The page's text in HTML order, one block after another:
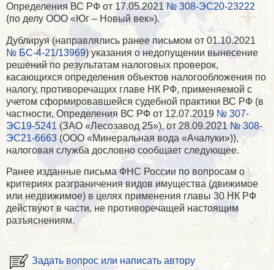
Определения ВС РФ от 17.05.2021 № 308-ЭС20-23222
(по делу ООО «Юг – Новый век»).
Дублируя (направлялись ранее письмом от 01.10.2021
№ БС-4-21/13969) указания о недопущении вынесение
решений по результатам налоговых проверок,
касающихся определения объектов налогообложения по
налогу, противоречащих главе НК РФ, применяемой с
учетом сформировавшейся судебной практики ВС РФ (в
частности, Определения ВС РФ от 12.07.2019 № 307-
ЭС19-5241 (ЗАО «Лесозавод 25»), от 28.09.2021 № 308-
ЭС21-6663 (ООО «Минеральная вода «Ачалуки»)),
налоговая служба дословно сообщает следующее.
Ранее изданные письма ФНС России по вопросам о
критериях разграничения видов имущества (движимое
или недвижимое) в целях применения главы 30 НК РФ
действуют в части, не противоречащей настоящим
разъяснениям.
Задать вопрос или написать автору